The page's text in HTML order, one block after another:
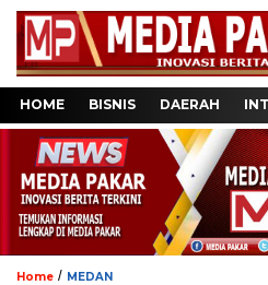
HOME BISNIS DAERAH
Home / MEDAN